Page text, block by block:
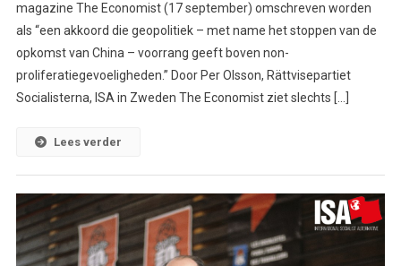
magazine The Economist (17 september) omschreven worden
als “een akkoord die geopolitiek – met name het stoppen van de
opkomst van China – voorrang geeft boven non-
proliferatiegevoeligheden.” Door Per Olsson, Rättvisepartiet
Socialisterna, ISA in Zweden The Economist ziet slechts […]
Lees verder